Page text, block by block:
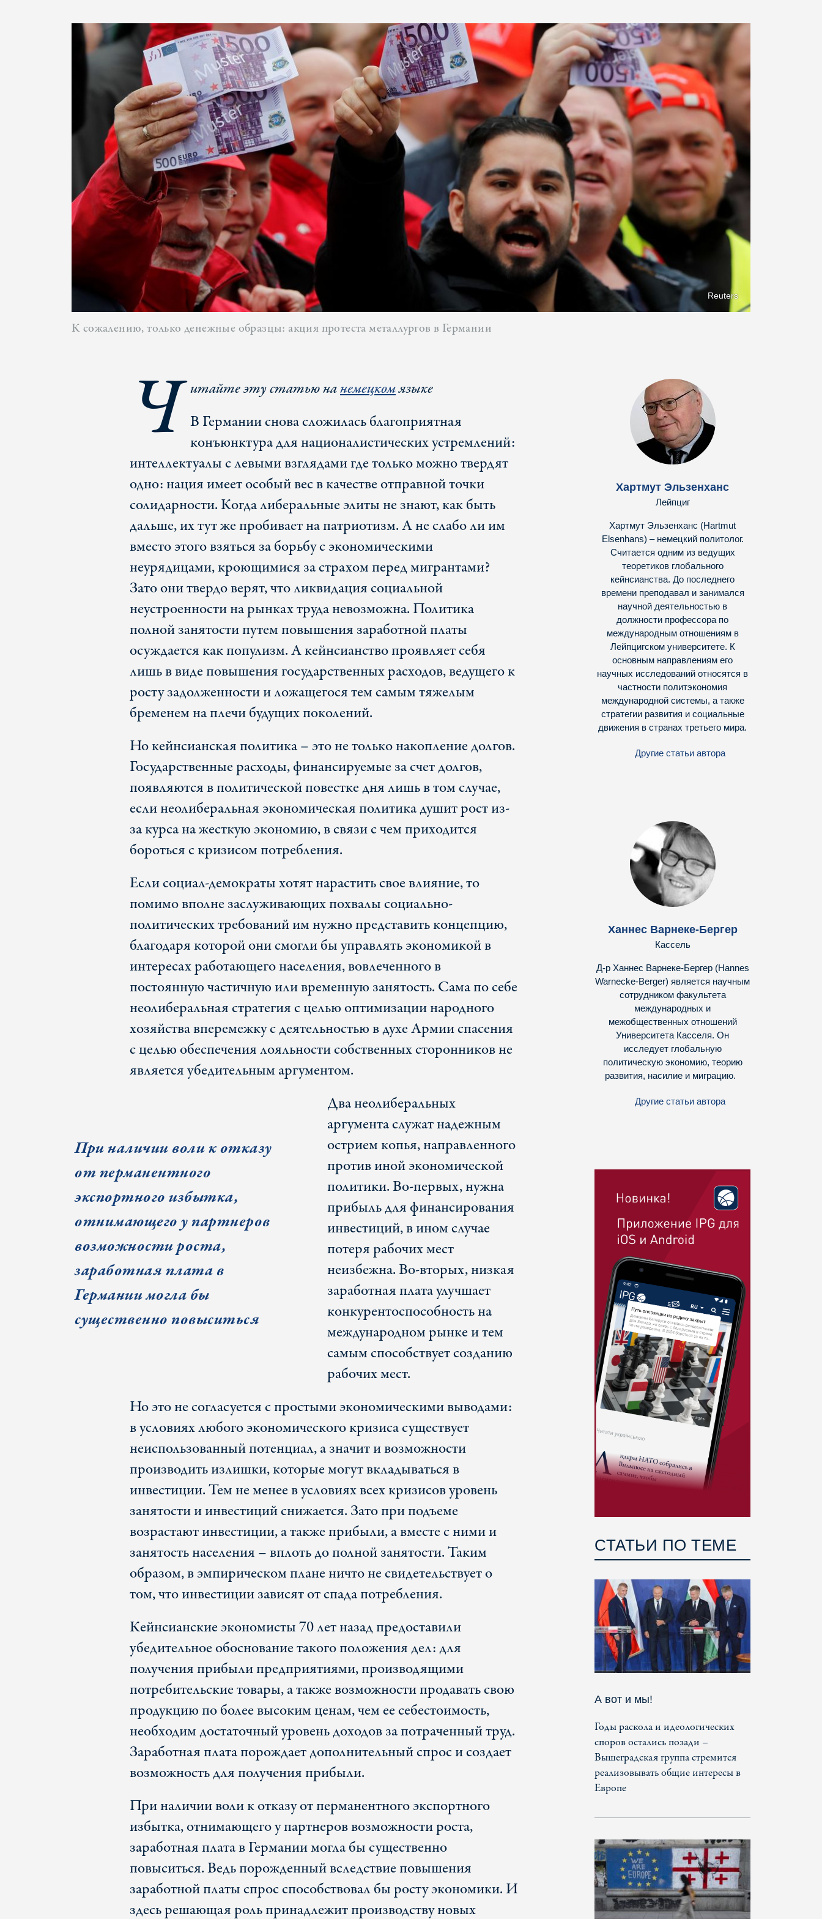
Reuters
К сожалению, только денежные образцы: акция протеста металлургов в Германии
Ч итайте эту статью нанемецкомязыке
В Германии снова сложилась благоприятная
конъюнктура для националистических устремлений:
интеллектуалы с левыми взглядами где только можно твердят
одно: нация имеет особый вес в качестве отправной точки
солидарности. Когда либеральные элиты не знают, как быть
дальше, их тут же пробивает на патриотизм. А не слабо ли им
вместо этого взяться за борьбу с экономическими
неурядицами, кроющимися за страхом перед мигрантами?
Зато они твердо верят, что ликвидация социальной
неустроенности на рынках труда невозможна. Политика
полной занятости путем повышения заработной платы
осуждается как популизм. А кейнсианство проявляет себя
лишь в виде повышения государственных расходов, ведущего к
росту задолженности и ложащегося тем самым тяжелым
бременем на плечи будущих поколений.
Но кейнсианская политика – это не только накопление долгов.
Государственные расходы, финансируемые за счет долгов,
появляются в политической повестке дня лишь в том случае,
если неолиберальная экономическая политика душит рост из-
за курса на жесткую экономию, в связи с чем приходится
бороться с кризисом потребления.
Если социал-демократы хотят нарастить свое влияние, то
помимо вполне заслуживающих похвалы социально-
политических требований им нужно представить концепцию,
благодаря которой они смогли бы управлять экономикой в
интересах работающего населения, вовлеченного в
постоянную частичную или временную занятость. Сама по себе
неолиберальная стратегия с целью оптимизации народного
хозяйства вперемежку с деятельностью в духе Армии спасения
с целью обеспечения лояльности собственных сторонников не
является убедительным аргументом.
При наличии воли к отказу
от перманентного
экспортного избытка,
отнимающего у партнеров
возможности роста,
заработная плата в
Германии могла бы
существенно повыситься
Два неолиберальных
аргумента служат надежным
острием копья, направленного
против иной экономической
политики. Во-первых, нужна
прибыль для финансирования
инвестиций, в ином случае
потеря рабочих мест
неизбежна. Во-вторых, низкая
заработная плата улучшает
конкурентоспособность на
международном рынке и тем
самым способствует созданию
рабочих мест.
Но это не согласуется с простыми экономическими выводами:
в условиях любого экономического кризиса существует
неиспользованный потенциал, а значит и возможности
производить излишки, которые могут вкладываться в
инвестиции. Тем не менее в условиях всех кризисов уровень
занятости и инвестиций снижается. Зато при подъеме
возрастают инвестиции, а также прибыли, а вместе с ними и
занятость населения – вплоть до полной занятости. Таким
образом, в эмпирическом плане ничто не свидетельствует о
том, что инвестиции зависят от спада потребления.
Кейнсианские экономисты 70 лет назад предоставили
убедительное обоснование такого положения дел: для
получения прибыли предприятиями, производящими
потребительские товары, а также возможности продавать свою
продукцию по более высоким ценам, чем ее себестоимость,
необходим достаточный уровень доходов за потраченный труд.
Заработная плата порождает дополнительный спрос и создает
возможность для получения прибыли.
При наличии воли к отказу от перманентного экспортного
избытка, отнимающего у партнеров возможности роста,
заработная плата в Германии могла бы существенно
повыситься. Ведь порожденный вследствие повышения
заработной платы спрос способствовал бы росту экономики. И
здесь решающая роль принадлежит производству новых
Хартмут Эльзенханс
Лейпциг
Хартмут Эльзенханс (Hartmut
Elsenhans) – немецкий политолог.
Считается одним из ведущих
теоретиков глобального
кейнсианства. До последнего
времени преподавал и занимался
научной деятельностью в
должности профессора по
международным отношениям в
Лейпцигском университете. К
основным направлениям его
научных исследований относятся в
частности политэкономия
международной системы, а также
стратегии развития и социальные
движения в странах третьего мира.
Другие статьи автора
Ханнес Варнеке-Бергер
Кассель
Д-р Ханнес Варнеке-Бергер (Hannes
Warnecke-Berger) является научным
сотрудником факультета
международных и
межобщественных отношений
Университета Касселя. Он
исследует глобальную
политическую экономию, теорию
развития, насилие и миграцию.
Другие статьи автора
СТАТЬИ ПО ТЕМЕ
А вот и мы!
Годы раскола и идеологических
споров остались позади –
Вышеградская группа стремится
реализовывать общие интересы в
Европе